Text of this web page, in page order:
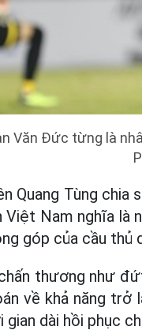
Văn Đức từng là
Quang Tùng
Việt Nam nghĩa là
góp của cầu
thương như
về khả năng
gian dài hồi phục